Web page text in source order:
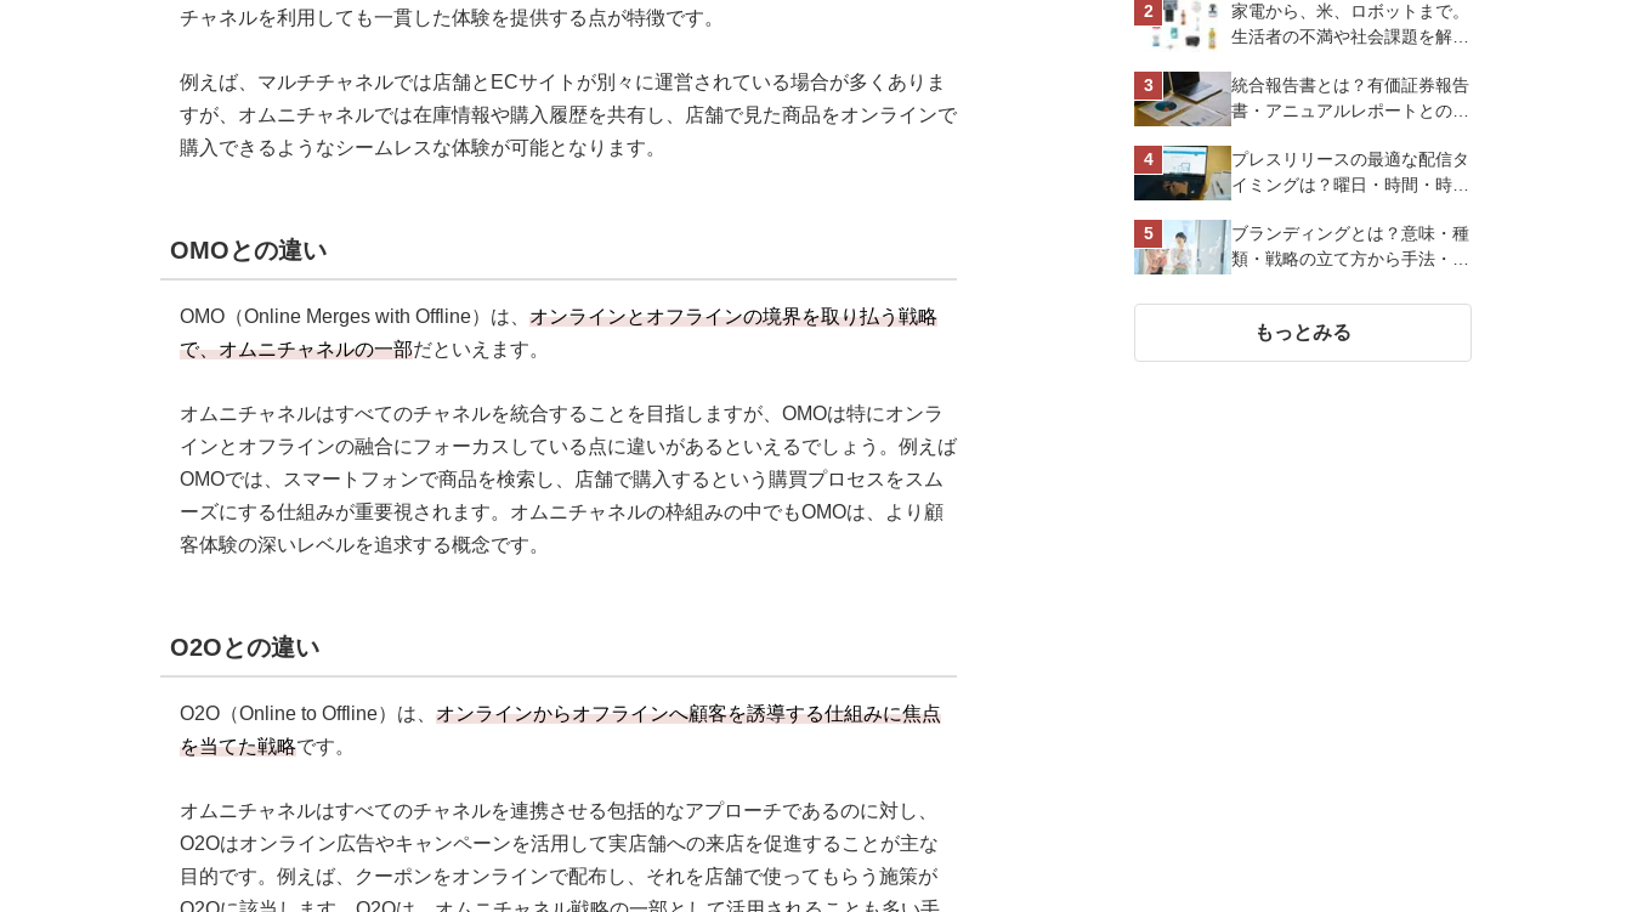
チャネルを利用しても一貫した体験を提供する点が特徴です。
例えば、マルチチャネルでは店舗とECサイトが別々に運営されている場合が多くありま
すが、オムニチャネルでは在庫情報や購入履歴を共有し、店舗で見た商品をオンラインで
購入できるようなシームレスな体験が可能となります。
OMOとの違い
OMO（Online Merges with Offline）は、 オンラインとオフラインの境界を取り払う戦略
で、オムニチャネルの一部だといえます。
オムニチャネルはすべてのチャネルを統合することを目指しますが、OMOは特にオンラ
インとオフラインの融合にフォーカスしている点に違いがあるといえるでしょう。例えば
OMOでは、スマートフォンで商品を検索し、店舗で購入するという購買プロセスをスム
ーズにする仕組みが重要視されます。オムニチャネルの枠組みの中でもOMOは、より顧
客体験の深いレベルを追求する概念です。
O2Oとの違い
O2O（Online to Offline）は、 オンラインからオフラインへ顧客を誘導する仕組みに焦点
を当てた戦略です。
オムニチャネルはすべてのチャネルを連携させる包括的なアプローチであるのに対し、
O2Oはオンライン広告やキャンペーンを活用して実店舗への来店を促進することが主な
目的です。例えば、クーポンをオンラインで配布し、それを店舗で使ってもらう施策が
トを解説
家電から、米、ロボットまで。
生活者の不満や社会課題を解決
スオーヤマ株式会社
統合報告書とは？有価証券報告
書・アニュアルレポートとの違
プレスリリースの最適な配信タ
イミングは？曜日・時間・時期
化させよう
ブランディングとは？意味・種
類・戦略の立て方から手法・成
底解説【成功事例あり】
もっとみる